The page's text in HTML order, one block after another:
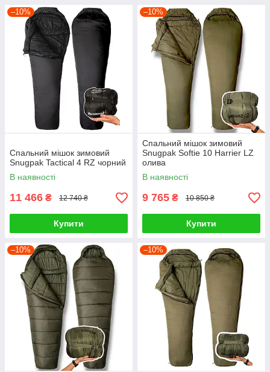
–10%
Спальний мішок зимовий
Snugpak Tactical 4 RZ чорний
В наявності
11 466 ₴ 12 740 ₴
Купити
–10%
Спальний мішок зимовий
Snugpak Softie 10 Harrier LZ
олива
В наявності
9 765 ₴ 10 850 ₴
Купити
–10% –10%